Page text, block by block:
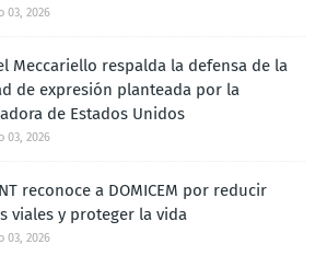
03, 2026
Meccariello respalda la defensa de la
de expresión planteada por la
de Estados Unidos
03, 2026
reconoce a DOMICEM por reducir
viales y proteger la vida
03, 2026